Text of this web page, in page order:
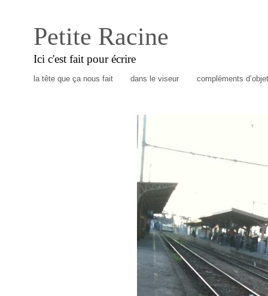
Petite Racine
Ici c'est fait pour écrire
la tête que ça nous fait dans le viseur compléments